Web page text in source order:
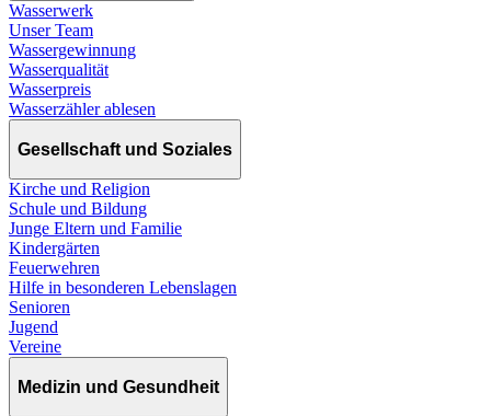
Wasserwerk
Unser Team
Wassergewinnung
Wasserqualität
Wasserpreis
Wasserzähler ablesen
Gesellschaft und Soziales
Kirche und Religion
Schule und Bildung
Junge Eltern und Familie
Kindergärten
Feuerwehren
Hilfe in besonderen Lebenslagen
Senioren
Jugend
Vereine
Medizin und Gesundheit